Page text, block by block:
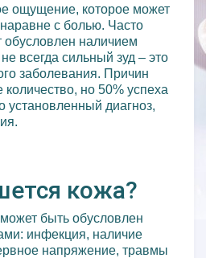
ощущение, которое может
с болью. Часто
наличием
всегда сильный зуд – это
заболевания. Причин
но 50% успеха
установленный диагноз,
кожа?
быть обусловлен
инфекция, наличие
напряжение, травмы